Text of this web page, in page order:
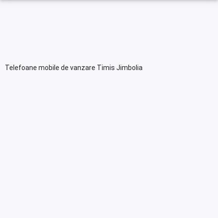
Telefoane mobile de vanzare Timis Jimbolia